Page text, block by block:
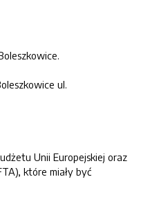
ul.
Unii Europejskiej oraz
które miały być